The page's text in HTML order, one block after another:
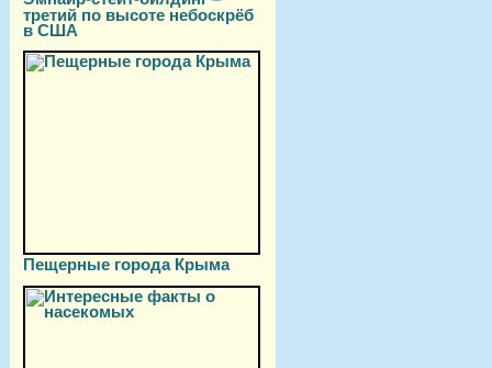
третий по высоте небоскрёб
в США
Пещерные города Крыма